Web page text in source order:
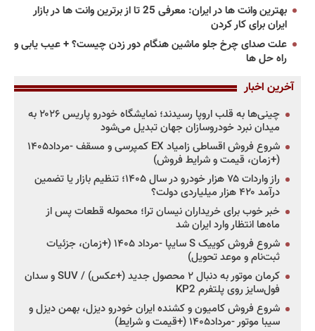
بهترین وانت ها در ایران: معرفی 25 تا از برترین وانت ها در بازار
ایران برای کار کردن
علت صدای چرخ جلو ماشین هنگام دور زدن چیست؟ + عیب یابی و
راه حل ها
آخرین اخبار
چینی‌ها به قلب اروپا رسیدند؛ نمایشگاه خودرو پاریس ۲۰۲۶ به
میدان نبرد خودروسازان جهان تبدیل می‌شود
شروع فروش اقساطی زامیاد EX کمپرسی و مسقف -مرداد۱۴۰۵
(+زمان، قیمت و شرایط فروش)
راز واردات ۷۵ هزار خودرو در سال ۱۴۰۵؛ تنظیم بازار یا تضمین
درآمد ۴۲۰ هزار میلیاردی دولت؟
خبر خوب برای خریداران نیسان ترا؛ محموله قطعات پس از
ماه‌ها انتظار وارد ایران شد
شروع فروش کوییک S سایپا -مرداد ۱۴۰۵ (+زمان، جزئیات
ثبت‌نام و موعد تحویل)
کرمان موتور به دنبال ۲ محصول جدید (+عکس) / SUV و سدان
فول‌سایز روی پلتفرم KP2
شروع فروش کامیون و کشنده ایران خودرو دیزل، بهمن دیزل و
سیبا موتور -مرداد۱۴۰۵ (+قیمت و شرایط)